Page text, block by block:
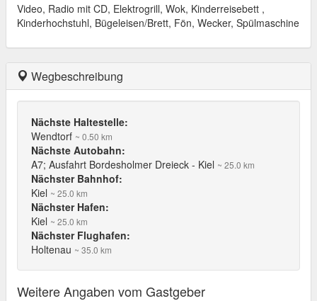
Video, Radio mit CD, Elektrogrill, Wok, Kinderreisebett ,
Kinderhochstuhl, Bügeleisen/Brett, Fön, Wecker, Spülmaschine
Wegbeschreibung
Nächste Haltestelle:
Wendtorf ~ 0.50 km
Nächste Autobahn:
A7; Ausfahrt Bordesholmer Dreieck - Kiel ~ 25.0 km
Nächster Bahnhof:
Kiel ~ 25.0 km
Nächster Hafen:
Kiel ~ 25.0 km
Nächster Flughafen:
Holtenau ~ 35.0 km
Weitere Angaben vom Gastgeber